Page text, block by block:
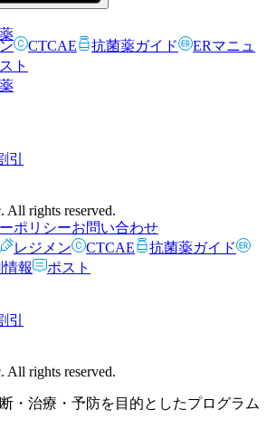
CTCAE 抗菌薬ガイド
ERマニュ
ト
引
rights reserved.
ポリシーお問い合わせ
レジメン CTCAE
抗菌薬ガイド
報 ポスト
引
rights reserved.
・治療・予防を目的としたプログラム